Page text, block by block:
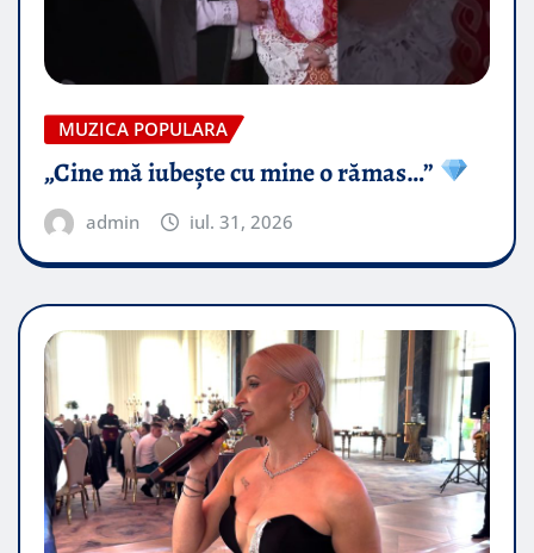
MUZICA POPULARA
„Cine mă iubește cu mine o rămas…”
admin iul. 31, 2026